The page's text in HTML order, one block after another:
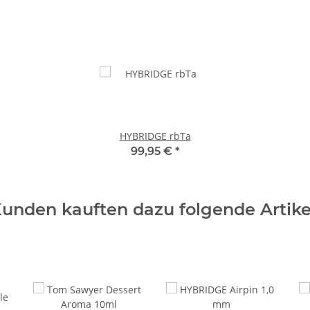
HYBRIDGE rbTa
99,95 € *
kauften dazu folgende